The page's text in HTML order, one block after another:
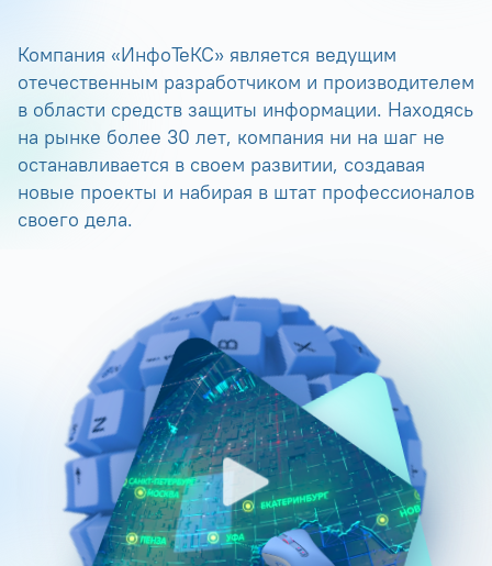
Компания «ИнфоТеКС» является ведущим
отечественным разработчиком и производителем
в области средств защиты информации. Находясь
на рынке более 30 лет, компания ни на шаг не
останавливается в своем развитии, создавая
новые проекты и набирая в штат профессионалов
своего дела.